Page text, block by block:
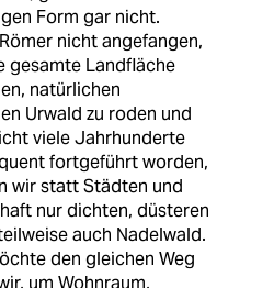
Form gar nicht.
nicht angefangen,
gesamte Landfläche
natürlichen
Urwald zu roden und
viele Jahrhunderte
fortgeführt worden,
wir statt Städten und
nur dichten, düsteren
auch Nadelwald.
den gleichen Weg
um Wohnraum,